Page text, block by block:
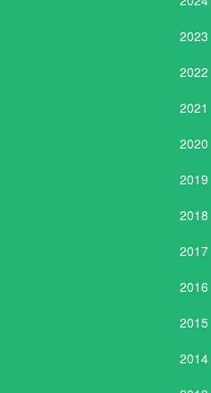
2023
2022
2021
2020
2019
2018
2017
2016
2015
2014